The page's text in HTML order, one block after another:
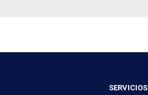
SERVICIOS